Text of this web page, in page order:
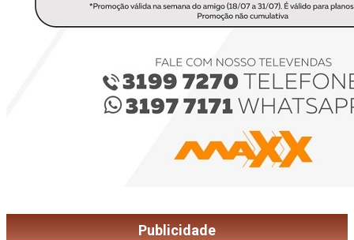
Publicidade